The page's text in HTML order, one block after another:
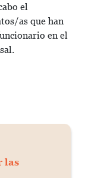
el
as que han
en el
las